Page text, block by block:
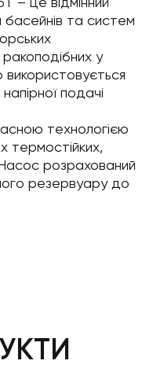
басейнів та систем
у
подачі
технологією
термостійких,
розрахований
резервуару до